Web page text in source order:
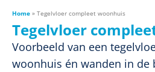
Home » Tegelvloer compleet woonhuis
Tegelvloer
Voorbeeld van een
woonhuis én wanden in de